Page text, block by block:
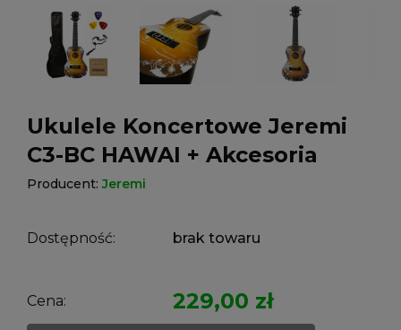
Ukulele Koncertowe Jeremi
C3-BC HAWAI + Akcesoria
Producent:Jeremi
Dostępność: brak towaru
Cena: 229,00 zł